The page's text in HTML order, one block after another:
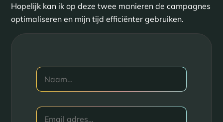
Hopelijk kan ik op deze twee manieren de campagnes
optimaliseren en mijn tijd efficiënter gebruiken.